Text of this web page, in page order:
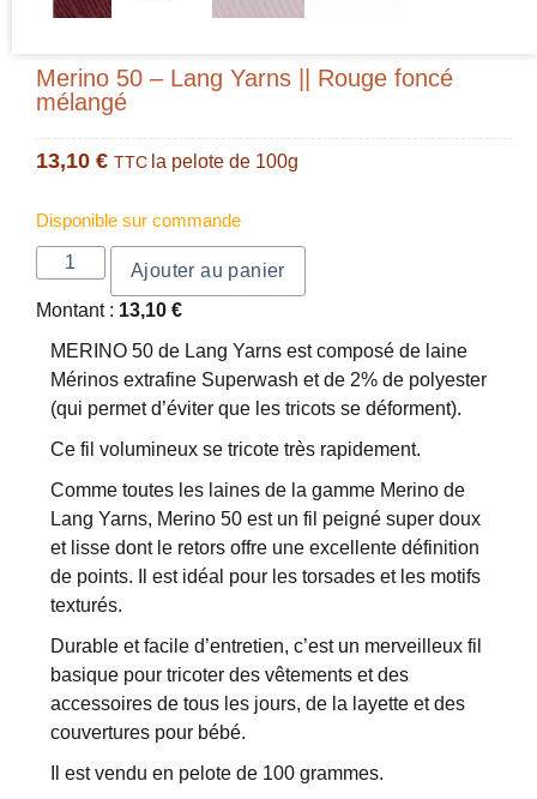
Merino 50 – Lang Yarns || Rouge foncé
mélangé
13,10 € TTC la pelote de 100g
Disponible sur commande
Ajouter au panier
Montant : 13,10 €
MERINO 50 de Lang Yarns est composé de laine
Mérinos extrafine Superwash et de 2% de polyester
(qui permet d’éviter que les tricots se déforment).
Ce fil volumineux se tricote très rapidement.
Comme toutes les laines de la gamme Merino de
Lang Yarns, Merino 50 est un fil peigné super doux
et lisse dont le retors offre une excellente définition
de points. Il est idéal pour les torsades et les motifs
texturés.
Durable et facile d’entretien, c’est un merveilleux fil
basique pour tricoter des vêtements et des
accessoires de tous les jours, de la layette et des
couvertures pour bébé.
Il est vendu en pelote de 100 grammes.